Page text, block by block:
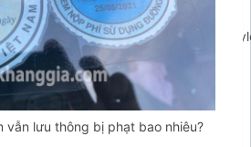
vẫn lưu thông bị phạt bao nhiêu?
lại số điện thoại
lại sau ít phút!",layout:"text",},icon:'